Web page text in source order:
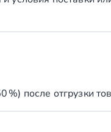
после отгрузки